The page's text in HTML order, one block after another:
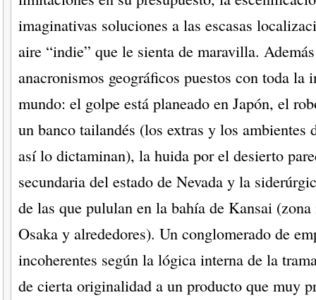
imaginativas soluciones a las escasas
aire “indie” que le sienta de maravilla.
anacronismos geográficos puestos con toda la
mundo: el golpe está planeado en Japón, el
un banco tailandés (los extras y los ambientes
así lo dictaminan), la huida por el desierto
secundaria del estado de Nevada y la
de las que pululan en la bahía de Kansai
Osaka y alrededores). Un conglomerado de
incoherentes según la lógica interna de la
de cierta originalidad a un producto que muy